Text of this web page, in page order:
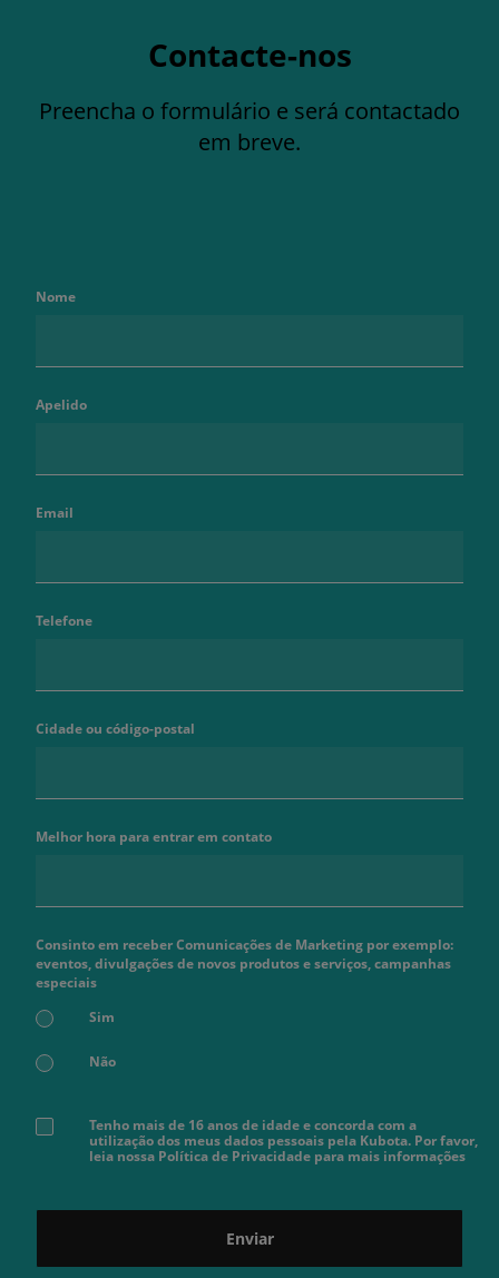
Contacte-nos
Preencha o formulário e será contactado
em breve.
Nome
Apelido
Email
Telefone
Cidade ou código-postal
Melhor hora para entrar em contato
Consinto em receber Comunicações de Marketing por exemplo:
eventos, divulgações de novos produtos e serviços, campanhas
especiais
Sim
Não
Tenho mais de 16 anos de idade e concorda com a
utilização dos meus dados pessoais pela Kubota. Por favor,
leia nossa Política de Privacidade para mais informações
Enviar